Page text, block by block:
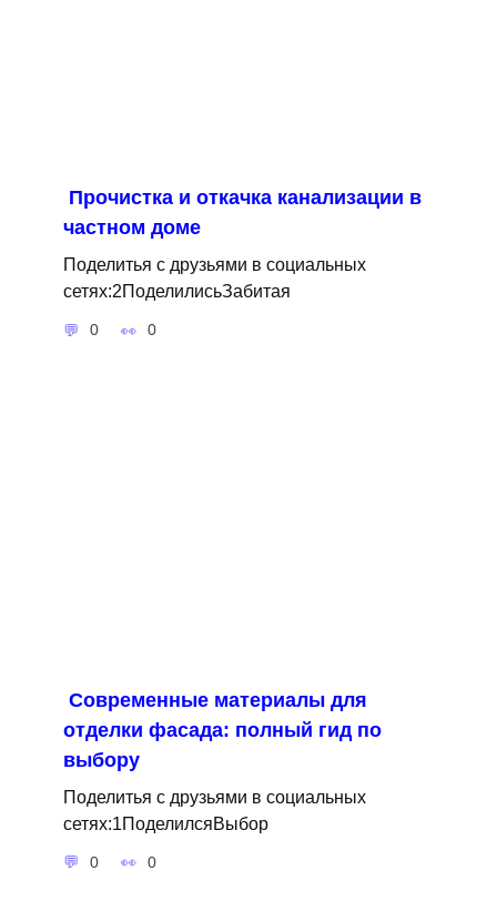
Прочистка и откачка канализации в
частном доме
Поделитья с друзьями в социальных
сетях:2ПоделилисьЗабитая
0 0
Современные материалы для
отделки фасада: полный гид по
выбору
Поделитья с друзьями в социальных
сетях:1ПоделилсяВыбор
0 0